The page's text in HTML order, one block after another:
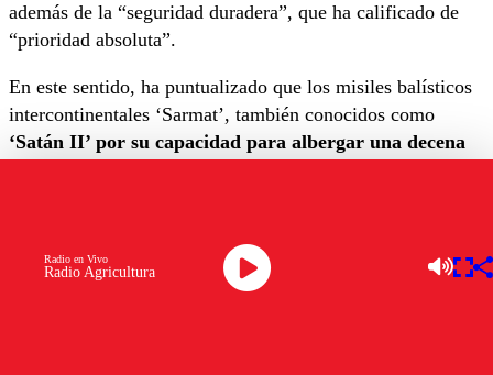
además de la “seguridad duradera”, que ha calificado de
“prioridad absoluta”.
En este sentido, ha puntualizado que los misiles balísticos
intercontinentales ‘Sarmat’, también conocidos como
‘Satán II’ por su capacidad para albergar una decena
“Los primeros lanzamisiles del complejo Sarmat
estarán disponibles a corto plazo y podrán ser
Radio Agricultura
Radio en Vivo